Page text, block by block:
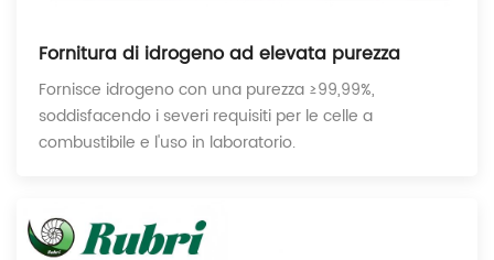
Fornitura di idrogeno ad elevata purezza
Fornisce idrogeno con una purezza ≥99,99%,
soddisfacendo i severi requisiti per le celle a
combustibile e l'uso in laboratorio.